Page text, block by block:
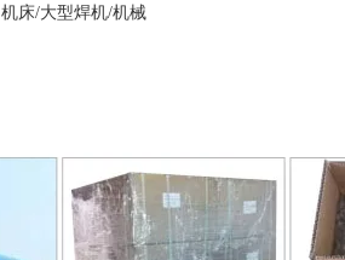
机床/大型焊机/机械